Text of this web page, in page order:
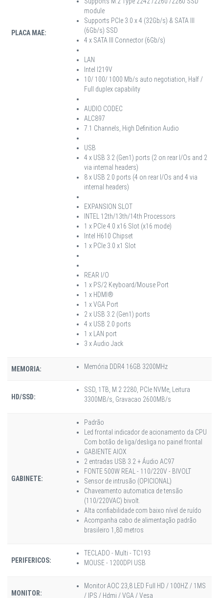
PLACA MAE:
module
Supports PCIe 3.0 x 4 (32Gb/s) & SATA lll
(6Gb/s) SSD
4 x SATA III Connector (6Gb/s)
LAN
Intel I219V
10/ 100/ 1000 Mb/s auto negotiation, Half /
Full duplex capability
AUDIO CODEC
ALC897
7.1 Channels, High Definition Audio
USB
4 x USB 3.2 (Gen1) ports (2 on rear I/Os and 2
via internal headers)
8 x USB 2.0 ports (4 on rear I/Os and 4 via
internal headers)
EXPANSION SLOT
INTEL 12th/13th/14th Processors
1 x PCIe 4.0 x16 Slot (x16 mode)
Intel H610 Chipset
1 x PCIe 3.0 x1 Slot
REAR I/O
1 x PS/2 Keyboard/Mouse Port
1 x HDMI®
1 x VGA Port
2 x USB 3.2 (Gen1) ports
4 x USB 2.0 ports
1 x LAN port
3 x Audio Jack
MEMORIA: Memória DDR4 16GB 3200MHz
HD/SSD:
SSD, 1TB, M.2 2280, PCIe NVMe, Leitura
3300MB/s, Gravacao 2600MB/s
GABINETE:
Padrão
Led frontal indicador de acionamento da CPU
Com botão de liga/desliga no painel frontal
GABIENTE AIOX
2 entradas USB 3.2 + Áudio AC97
FONTE 500W REAL - 110/220V - BIVOLT
Sensor de intrusão (OPICIONAL)
Chaveamento automatica de tensão
(110/220VAC) bivolt.
Alta confiabilidade com baixo nível de ruído
Acompanha cabo de alimentação padrão
brasileiro 1,80 metros
PERIFERICOS:
TECLADO - Multi - TC193
MOUSE - 1200DPI USB
MONITOR:
Monitor AOC 23,8 LED Full HD / 100HZ / 1MS
/ IPS / Hdmi / VGA / Vesa